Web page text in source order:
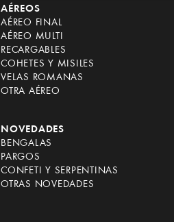
AÉREOS
AÉREO FINAL
AÉREO MULTI
RECARGABLES
COHETES Y MISILES
VELAS ROMANAS
OTRA AÉREO
NOVEDADES
BENGALAS
PARGOS
CONFETI Y SERPENTINAS
OTRAS NOVEDADES